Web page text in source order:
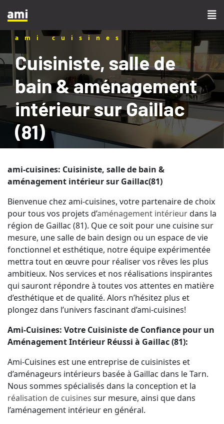
ami cuisines
Cuisiniste, salle de
bain & aménagement
intérieur sur Gaillac
(81)
ami-cuisines: Cuisiniste, salle de bain &
aménagement intérieur sur Gaillac(81)
Bienvenue chez ami-cuisines, votre partenaire de choix
pour tous vos projets d’aménagement intérieurdans la
région de Gaillac (81). Que ce soit pour une cuisine sur
mesure, une salle de bain design ou un espace de vie
fonctionnel et esthétique, notre équipe expérimentée
mettra tout en œuvre pour réaliser vos rêves les plus
ambitieux. Nos services et nos réalisations inspirantes
qui sauront répondre à toutes vos attentes en matière
d’esthétique et de qualité. Alors n’hésitez plus et
plongez dans l’univers fascinant d’ami-cuisines!
Ami-Cuisines: Votre Cuisiniste de Confiance pour un
Aménagement Intérieur Réussi à Gaillac (81):
Ami-Cuisines est une entreprise de cuisinistes et
d’aménageurs intérieurs basée à Gaillac dans le Tarn.
Nous sommes spécialisés dans la conception et la
réalisation de cuisines sur mesure, ainsi que dans
l’aménagement intérieur en général.